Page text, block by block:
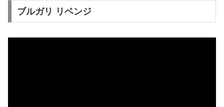
ブルガリ リベンジ